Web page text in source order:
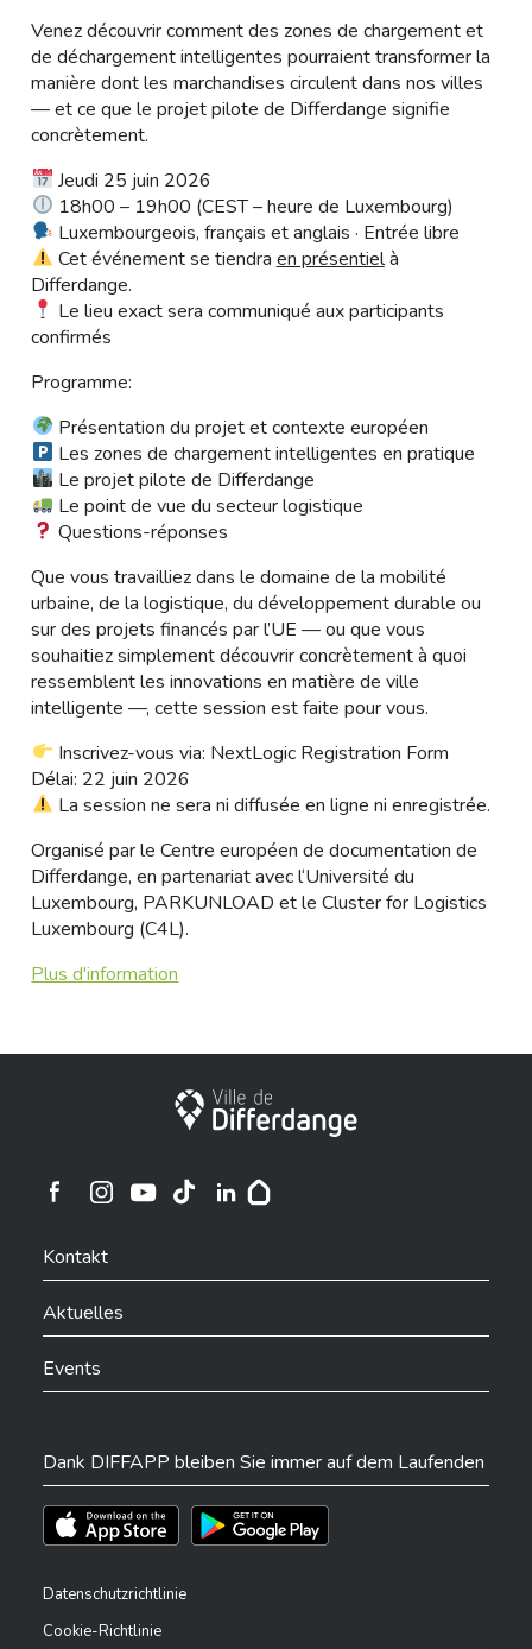
Venez découvrir comment des zones de chargement et
de déchargement intelligentes pourraient transformer la
manière dont les marchandises circulent dans nos villes
— et ce que le projet pilote de Differdange signifie
concrètement.
Jeudi 25 juin 2026
18h00 – 19h00 (CEST – heure de Luxembourg)
Luxembourgeois, français et anglais · Entrée libre
Cet événement se tiendra en présentielà
Differdange.
Le lieu exact sera communiqué aux participants
confirmés
Programme:
Présentation du projet et contexte européen
Les zones de chargement intelligentes en pratique
Le projet pilote de Differdange
Le point de vue du secteur logistique
Questions-réponses
Que vous travailliez dans le domaine de la mobilité
urbaine, de la logistique, du développement durable ou
sur des projets financés par l’UE — ou que vous
souhaitiez simplement découvrir concrètement à quoi
ressemblent les innovations en matière de ville
intelligente —, cette session est faite pour vous.
Inscrivez-vous via: NextLogic Registration Form
Délai: 22 juin 2026
La session ne sera ni diffusée en ligne ni enregistrée.
Organisé par leCentre européen de documentation de
Differdange, en partenariat avec l‘Université du
Luxembourg, PARKUNLOAD et leCluster for Logistics
Luxembourg (C4L).
Plus d'information
Stadt Differdingen
Ville de Differdange sur Instagram
Kontakt
Aktuelles
Events
Dank DIFFAPP bleiben Sie immer auf dem Laufenden
Téléchargez l'app sur l'App StoreTéléchargez l'app sur Play Store
Datenschutzrichtlinie
Cookie-Richtlinie